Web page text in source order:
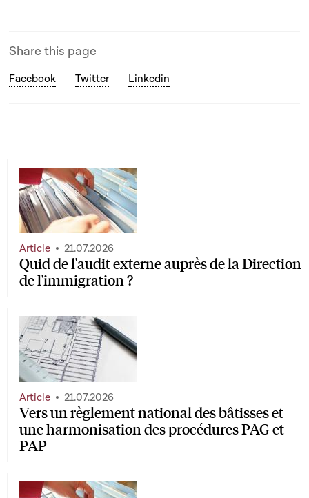
Share this page
Facebook Twitter Linkedin
Quid de l'audit externe auprès de la Direction
de l'immigration ?
Article 21.07.2026
Vers un règlement national des bâtisses et
une harmonisation des procédures PAG et
PAP
Article 21.07.2026